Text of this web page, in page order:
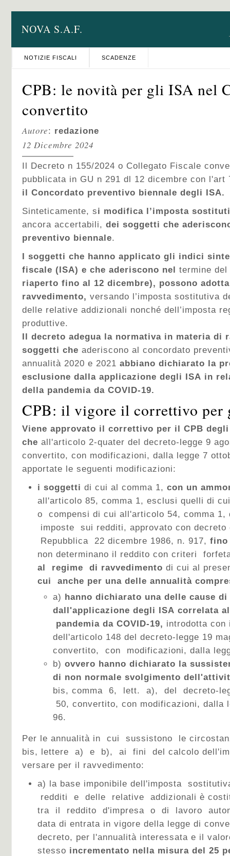
NOVA S.A.F.
NOTIZIE FISCALI SCADENZE
CPB: le novità per gli ISA nel
convertito
Autore: redazione
12 Dicembre 2024
Il Decreto n 155/2024 o Collegato Fiscale
pubblicata in GU n 291 dl 12 dicembre con
il Concordato preventivo biennale degli ISA.
Sinteticamente, si modifica l’imposta
ancora accertabili, dei soggetti che
preventivo biennale.
I soggetti che hanno applicato gli indici
fiscale (ISA) e che aderiscono nel termine
riaperto fino al 12 dicembre), possono
ravvedimento, versando l’imposta sostitutiva
delle relative addizionali nonché dell’imposta
produttive.
Il decreto adegua la normativa in materia di
soggetti che aderiscono al concordato
annualità 2020 e 2021 abbiano dichiarato la
esclusione dalla applicazione degli ISA in
della pandemia da COVID-19.
CPB: il vigore il correttivo per
Viene approvato il correttivo per il CPB degli
che all'articolo 2-quater del decreto-legge 9
convertito, con modificazioni, dalla legge 7
apportate le seguenti modificazioni:
i soggetti di cui al comma 1, con un
all'articolo 85, comma 1, esclusi quelli di
o compensi di cui all'articolo 54, comma
imposte sui redditi, approvato con
Repubblica 22 dicembre 1986, n. 917, fino
non determinano il reddito con criteri
al regime di ravvedimento di cui al
cui anche per una delle annualità
a) hanno dichiarato una delle cause
dall'applicazione degli ISA correlata
pandemia da COVID-19, introdotta
dell'articolo 148 del decreto-legge 19
convertito, con modificazioni, dalla
b) ovvero hanno dichiarato la
di non normale svolgimento
bis, comma 6, lett. a), del decreto-
50, convertito, con modificazioni, dalla
96.
Per le annualità in cui sussistono le
bis, lettere a) e b), ai fini del calcolo
versare per il ravvedimento:
a) la base imponibile dell'imposta
redditi e delle relative addizionali è
tra il reddito d'impresa o di lavoro
data di entrata in vigore della legge di
decreto, per l'annualità interessata e il
stesso incrementato nella misura del 25